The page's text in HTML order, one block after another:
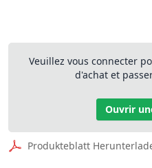
Veuillez vous connecter
d'achat et
Ouvrir
Produkteblatt